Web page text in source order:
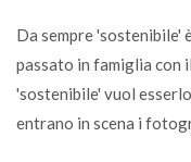
Da sempre 'sostenibile'
passato in famiglia con
'sostenibile' vuol
entrano in scena i